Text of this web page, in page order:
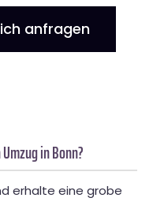
anfragen
in Bonn?
erhalte eine grobe